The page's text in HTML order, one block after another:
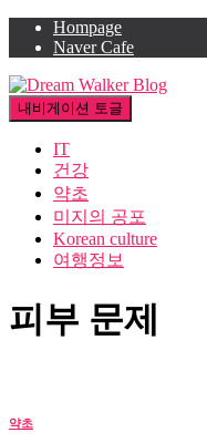
Hompage
Naver Cafe
내비게이션 토글
IT
건강
약초
미지의 공포
Korean culture
여행정보
피부 문제
약초